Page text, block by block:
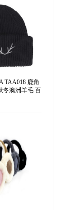
TAA018 鹿角
冬澳洲羊毛 百
毛线帽